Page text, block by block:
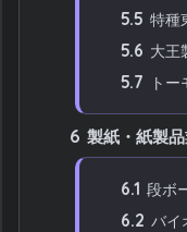
5.5 特種
5.6 大王
5.7 トー
6 製紙・紙製
6.1 段ボ
6.2 バイ